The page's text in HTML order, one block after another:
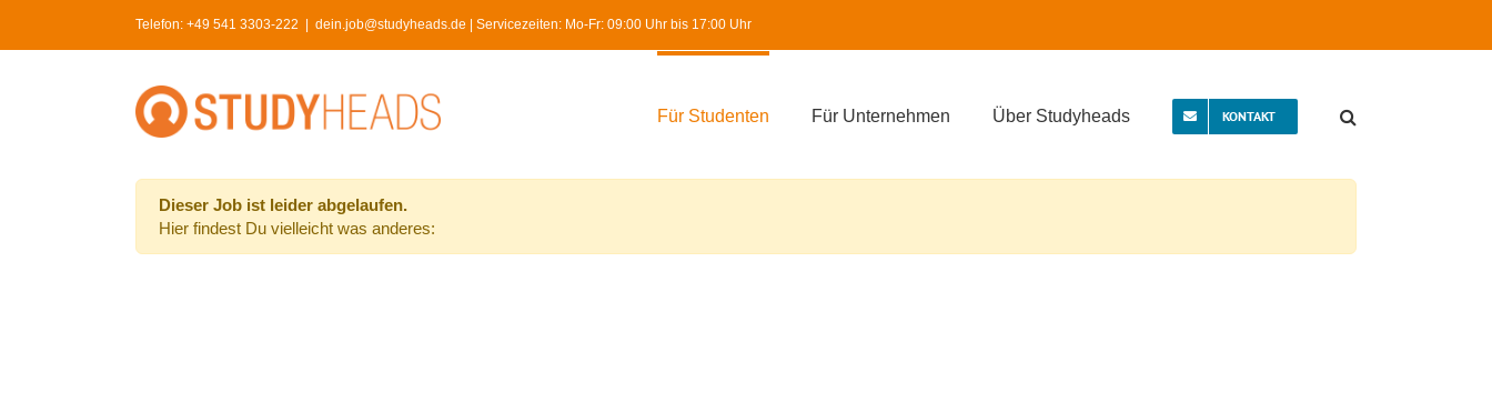
Telefon: +49 541 3303-222 dein.job@studyheads.de | Servicezeiten: Mo-Fr: 09:00 Uhr bis 17:00 Uhr
Für Studenten Für Unternehmen Über Studyheads KONTAKT
Dieser Job ist leider abgelaufen.
Hier findest Du vielleicht was anderes: